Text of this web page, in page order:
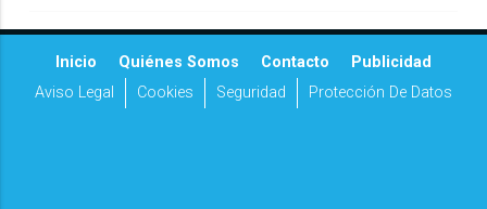
Inicio Quiénes Somos Contacto
Publicidad
Aviso Legal
Cookies Seguridad Protección De Datos